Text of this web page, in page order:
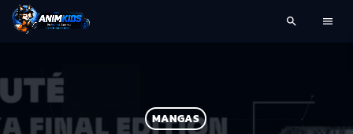
search menu
MANGAS